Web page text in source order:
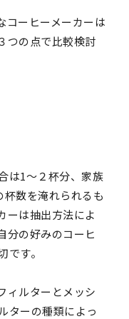
コーヒーメーカーは
つの点で比較検討
は1～２杯分、家族
数を淹れられるも
ーは抽出方法によ
分の好みのコーヒ
す。
ィルターとメッシ
ターの種類によっ